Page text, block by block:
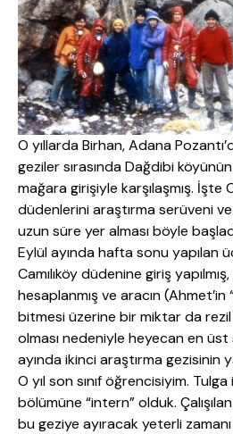
O yıllarda Birhan, Adana
geziler sırasında Dağdibi
mağara girişiyle karşılaşmış. İşte
düdenlerini araştırma serüveni
uzun süre yer alması böyle
Eylül ayında hafta sonu yapılan
Camılıköy düdenine giriş
hesaplanmış ve aracın
bitmesi üzerine bir miktar da
olması nedeniyle heyecan en üst
ayında ikinci araştırma gezisinin
O yıl son sınıf öğrencisiyim.
bölümüne “intern” olduk.
bu geziye ayıracak yeterli